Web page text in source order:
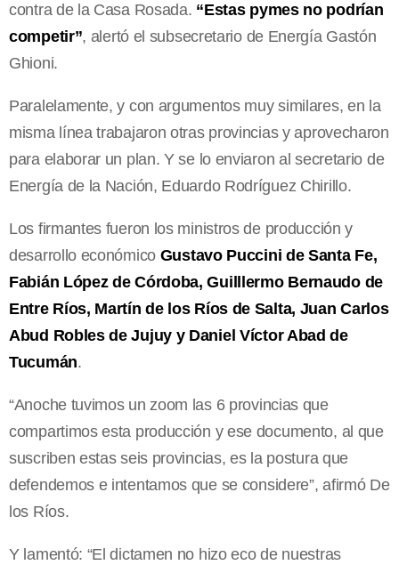
contra de la Casa Rosada. “Estas pymes no podrían
competir”, alertó el subsecretario de Energía Gastón
Ghioni.
Paralelamente, y con argumentos muy similares, en la
misma línea trabajaron otras provincias y aprovecharon
para elaborar un plan. Y se lo enviaron al secretario de
Energía de la Nación, Eduardo Rodríguez Chirillo.
Los firmantes fueron los ministros de producción y
desarrollo económico Gustavo Puccini de Santa Fe,
Fabián López de Córdoba, Guilllermo Bernaudo de
Entre Ríos, Martín de los Ríos de Salta, Juan Carlos
Abud Robles de Jujuy y Daniel Víctor Abad de
Tucumán.
“Anoche tuvimos un zoom las 6 provincias que
compartimos esta producción y ese documento, al que
suscriben estas seis provincias, es la postura que
defendemos e intentamos que se considere”, afirmó De
los Ríos.
Y lamentó: “El dictamen no hizo eco de nuestras